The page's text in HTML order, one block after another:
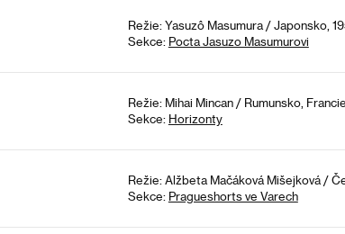
Režie: Yasuzô Masumura / Japonsko,
Sekce: Pocta Jasuzo Masumurovi
Režie: Mihai Mincan / Rumunsko,
Sekce: Horizonty
Režie: Alžbeta Mačáková Mišejková /
Sekce: Pragueshorts ve Varech